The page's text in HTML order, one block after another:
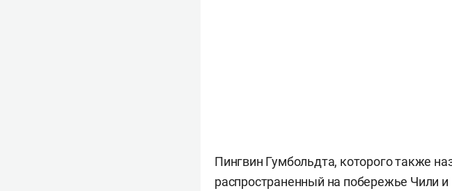
Пингвин Гумбольдта, которого также
распространенный на побережье Чили